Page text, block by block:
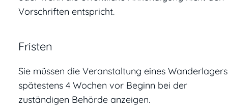
Vorschriften entspricht.
Fristen
Sie müssen die Veranstaltung eines Wanderlagers
spätestens 4 Wochen vor Beginn bei der
zuständigen Behörde anzeigen.